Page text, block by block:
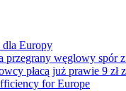
dla Europy
przegrany węglowy spór
płacą już prawie 9 zł
for Europe